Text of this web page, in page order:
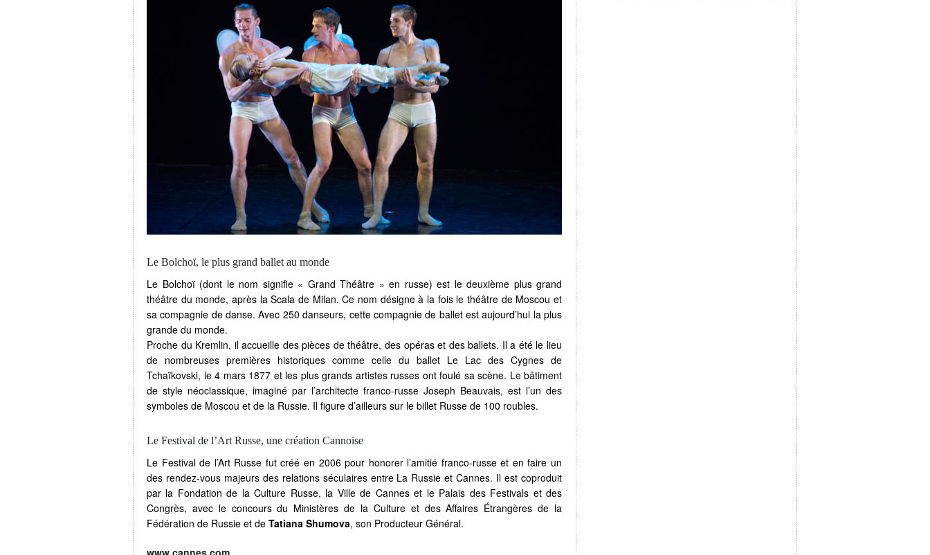
Le Bolchoï, le plus grand ballet au monde
Le Bolchoï (dont le nom signifie « Grand Théâtre » en russe) est le deuxième plus grand
théâtre du monde, après la Scala de Milan. Ce nom désigne à la fois le théâtre de Moscou et
sa compagnie de danse. Avec 250 danseurs, cette compagnie de ballet est aujourd’hui la plus
grande du monde.
Proche du Kremlin, il accueille des pièces de théâtre, des opéras et des ballets. Il a été le lieu
de nombreuses premières historiques comme celle du ballet Le Lac des Cygnes de
Tchaïkovski, le 4 mars 1877 et les plus grands artistes russes ont foulé sa scène. Le bâtiment
de style néoclassique, imaginé par l’architecte franco-russe Joseph Beauvais, est l’un des
symboles de Moscou et de la Russie. Il figure d’ailleurs sur le billet Russe de 100 roubles.
Le Festival de l’Art Russe, une création Cannoise
Le Festival de l’Art Russe fut créé en 2006 pour honorer l’amitié franco-russe et en faire un
des rendez-vous majeurs des relations séculaires entre La Russie et Cannes. Il est coproduit
par la Fondation de la Culture Russe, la Ville de Cannes et le Palais des Festivals et des
Congrès, avec le concours du Ministères de la Culture et des Affaires Étrangères de la
Fédération de Russie et de Tatiana Shumova, son Producteur Général.
www.cannes.com